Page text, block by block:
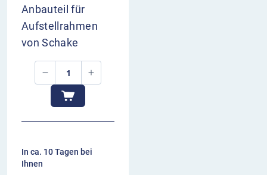
Anbauteil für
Aufstellrahmen
von Schake
In ca. 10 Tagen bei
Ihnen